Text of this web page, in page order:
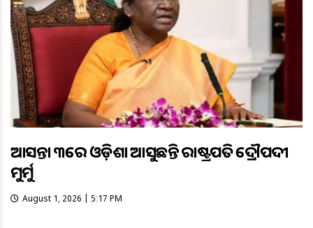
ଆସନ୍ତା ୩ରେ ଓଡ଼ିଶା ଆସୁଛନ୍ତି ରାଷ୍ଟ୍ରପତି ଦ୍ରୌପଦୀ
ମୁର୍ମୁ
August 1, 2026 | 5:17 PM